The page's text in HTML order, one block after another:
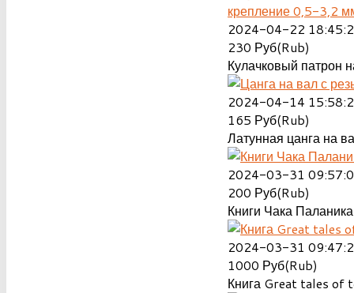
крепление 0,5-3,2
2024-04-22
230 Руб(Rub)
Кулачковый патрон
2024-04-14
165 Руб(Rub)
Латунная цанга на
2024-03-31
200 Руб(Rub)
Книги Чака
2024-03-31
1000 Руб(Rub)
Книга Great tales of